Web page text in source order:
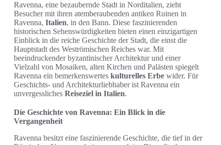
Ravenna, eine bezaubernde Stadt in Norditalien, zieht
Besucher mit ihren atemberaubenden antiken Ruinen in
Ravenna, Italien, in den Bann. Diese faszinierenden
historischen Sehenswürdigkeiten bieten einen einzigartigen
Einblick in die reiche Geschichte der Stadt, die einst die
Hauptstadt des Weströmischen Reiches war. Mit
beeindruckender byzantinischer Architektur und einer
Vielzahl von Mosaiken, alten Kirchen und Palästen spiegelt
Ravenna ein bemerkenswertes kulturelles Erbe wider. Für
Geschichts- und Architekturliebhaber ist Ravenna ein
unvergessliches Reiseziel in Italien.
Die Geschichte von Ravenna: Ein Blick in die
Vergangenheit
Ravenna besitzt eine faszinierende Geschichte, die tief in der